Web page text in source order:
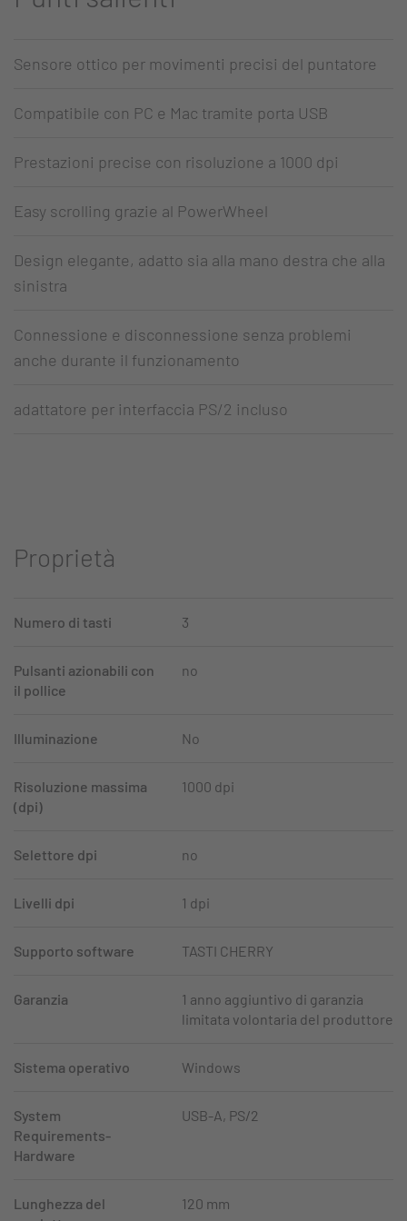
Sensore ottico per movimenti precisi del puntatore
Compatibile con PC e Mac tramite porta USB
Prestazioni precise con risoluzione a 1000 dpi
Easy scrolling grazie al PowerWheel
Design elegante, adatto sia alla mano destra che alla
sinistra
Connessione e disconnessione senza problemi
anche durante il funzionamento
adattatore per interfaccia PS/2 incluso
Proprietà
Numero di tasti 3
Pulsanti azionabili con
il pollice
no
Illuminazione No
Risoluzione massima
(dpi)
1000 dpi
Selettore dpi no
Livelli dpi 1 dpi
Supporto software TASTI CHERRY
Garanzia
1 anno aggiuntivo di garanzia
limitata volontaria del produttore
Sistema operativo Windows
System
Requirements-
Hardware
USB-A, PS/2
Lunghezza del
120 mm